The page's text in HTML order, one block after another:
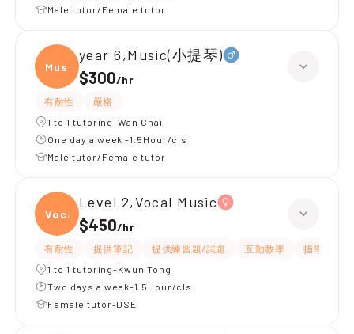
Male tutor/Female tutor
Music
year 6,Music(小提琴)
$300/hr
有耐性
嚴格
1 to 1 tutoring-Wan Chai
One day a week -1.5Hour/cls
Male tutor/Female tutor
Vocal
Level 2,Vocal Music
$450/hr
有耐性 提供筆記 提供練習題/試題 互動教學
指導功課
1 to 1 tutoring-Kwun Tong
Two days a week-1.5Hour/cls
Female tutor-DSE